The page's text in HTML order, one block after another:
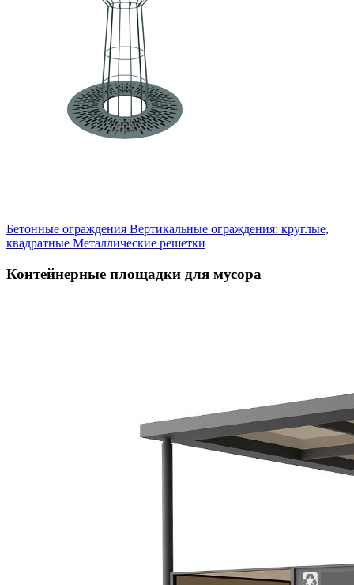
Бетонные ограждения Вертикальные ограждения: круглые,
квадратные Металлические решетки
Контейнерные площадки для мусора